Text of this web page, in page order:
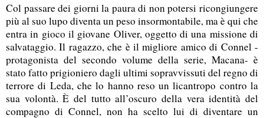
Col passare dei giorni la paura di non potersi ricongiungere
più al suo lupo diventa un peso insormontabile, ma è qui che
entra in gioco il giovane Oliver, oggetto di una missione di
salvataggio. Il ragazzo, che è il migliore amico di Connel -
protagonista del secondo volume della serie, Macana- è
stato fatto prigioniero dagli ultimi sopravvissuti del regno di
terrore di Leda, che lo hanno reso un licantropo contro la
sua volontà. È del tutto all’oscuro della vera identità del
compagno di Connel, non ha scelto lui di diventare un